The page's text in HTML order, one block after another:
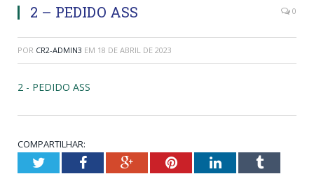
2 – PEDIDO ASS 0
POR CR2-ADMIN3 EM 18 DE ABRIL DE 2023
2 - PEDIDO ASS
COMPARTILHAR:
TwitterFacebookGoogle+PinterestLinkedInTumblr